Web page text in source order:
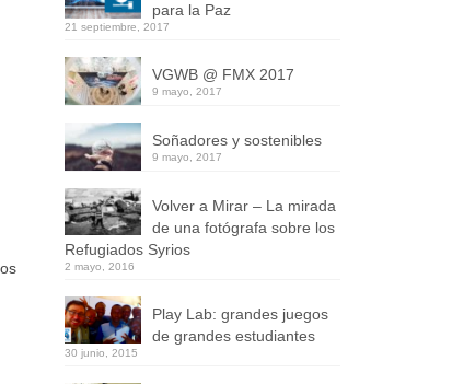
para la Paz
21 septiembre, 2017
VGWB @ FMX 2017
9 mayo, 2017
Soñadores y sostenibles
9 mayo, 2017
Volver a Mirar – La mirada
de una fotógrafa sobre los
Refugiados Syrios
2 mayo, 2016
Play Lab: grandes juegos
de grandes estudiantes
30 junio, 2015